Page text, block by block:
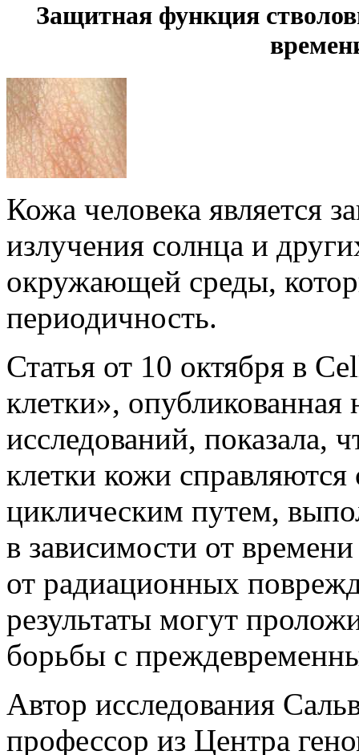
Защитная функция
Кожа человека является
излучения солнца и
окружающей среды,
периодичность.
Статья от 10 октября в
клетки»,
исследований, показала,
клетки кожи
циклическим путем,
в зависимости от
от радиационных
результаты могут
борьбы с
Автор исследования
профессор из Центра